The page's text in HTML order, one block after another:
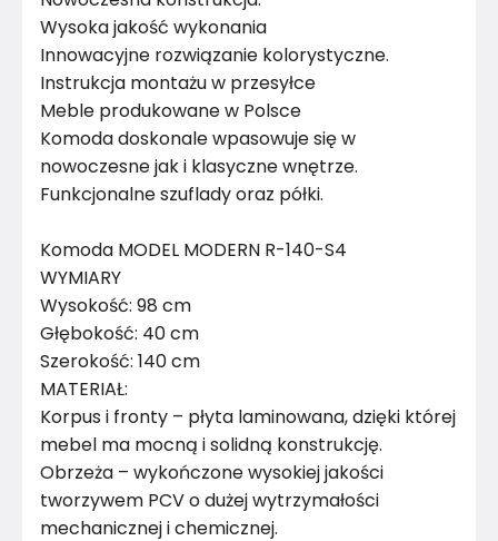
Konstrukcja półki
Wykończenie blatu Płyta laminowana
Wykończenie korpusu
Konstrukcja blatu Płyta laminowana
Kolor nóżek
Pomieszczenie
Konstrukcja frontów
Kolor Frontu Biały
Kolor Korpusu Dąb sonoma
Liczba szuflad
Wysoka jakość wykonania
Innowacyjne rozwiązanie kolorystyczne.
Instrukcja montażu w przesyłce
Meble produkowane w Polsce
Komoda doskonale wpasowuje się w
nowoczesne jak i klasyczne wnętrze.
Funkcjonalne szuflady oraz półki.
Komoda MODEL MODERN R-140-S4
WYMIARY
Wysokość: 98 cm
Głębokość: 40 cm
Szerokość: 140 cm
MATERIAŁ:
Korpus i fronty – płyta laminowana, dzięki której
mebel ma mocną i solidną konstrukcję.
Obrzeża – wykończone wysokiej jakości
tworzywem PCV o dużej wytrzymałości
mechanicznej i chemicznej.